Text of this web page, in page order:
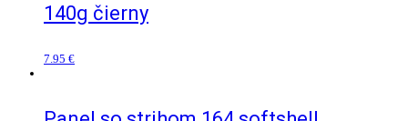
140g čierny
7.95 €